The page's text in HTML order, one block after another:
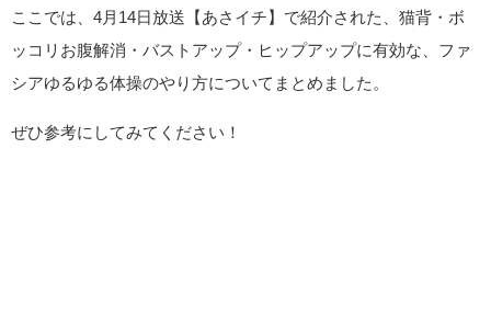
ここでは、4月14日放送【あさイチ】で紹介された、猫背・ボ
ッコリお腹解消・バストアップ・ヒップアップに有効な、ファ
シアゆるゆる体操のやり方についてまとめました。
ぜひ参考にしてみてください！